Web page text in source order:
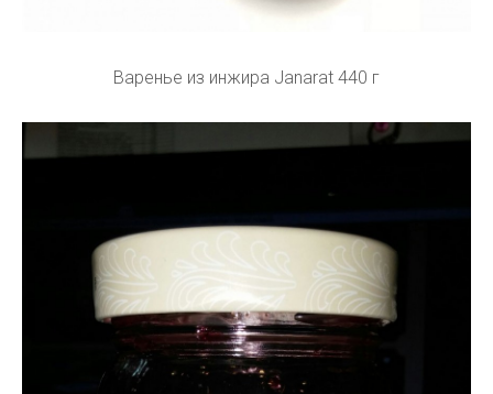
Варенье из инжира Janarat 440 г